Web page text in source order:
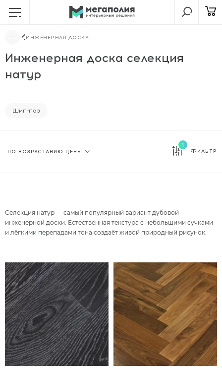
ИНЖЕНЕРНАЯ ДОСКА
Инженерная доска селекция
натур
Шип-паз
1
ФИЛЬТР
Селекция натур — самый популярный вариант дубовой
инженерной доски. Естественная текстура с небольшими сучками
и лёгкими перепадами тона создаёт живой природный рисунок.